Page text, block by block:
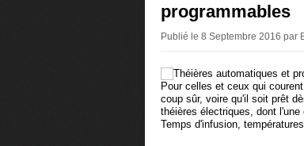
programmables
Publié le 8 Septembre 2016 par
Pour celles et ceux qui
coup sûr, voire qu'il soit prêt
théières électriques, dont
Temps d'infusion,